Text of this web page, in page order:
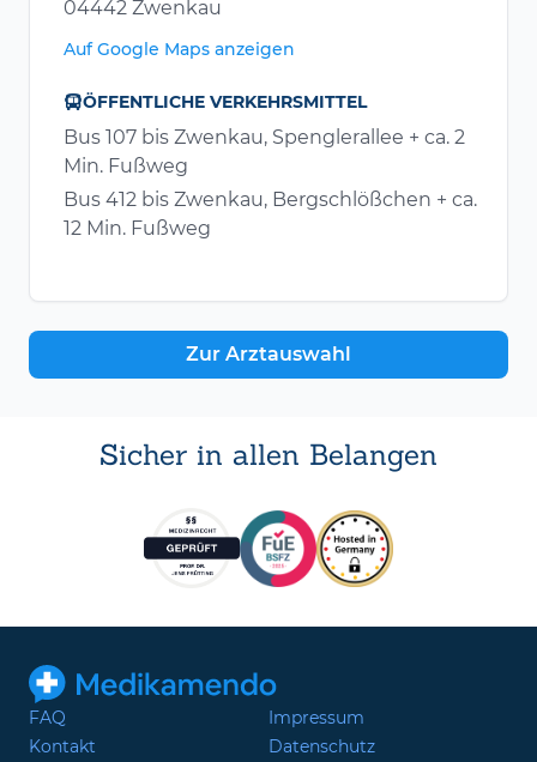
04442 Zwenkau
Auf Google Maps anzeigen
ÖFFENTLICHE VERKEHRSMITTEL
Bus 107 bis Zwenkau, Spenglerallee + ca. 2
Min. Fußweg
Bus 412 bis Zwenkau, Bergschlößchen + ca.
12 Min. Fußweg
Zur Arztauswahl
Sicher in allen Belangen
FAQ
Kontakt
Impressum
Datenschutz